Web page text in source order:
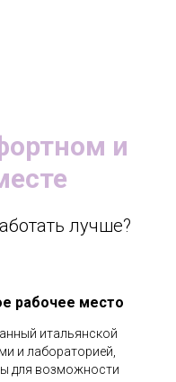
и
лучше?
рабочее место
итальянской
и лабораторией,
для возможности